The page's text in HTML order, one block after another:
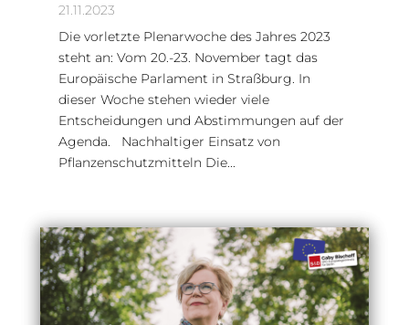
21.11.2023
Die vorletzte Plenarwoche des Jahres 2023
steht an: Vom 20.-23. November tagt das
Europäische Parlament in Straßburg. In
dieser Woche stehen wieder viele
Entscheidungen und Abstimmungen auf der
Agenda. Nachhaltiger Einsatz von
Pflanzenschutzmitteln Die...